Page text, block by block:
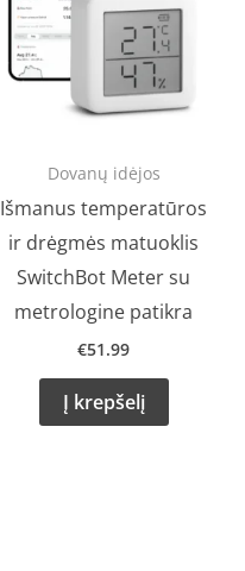
Dovanų idėjos
Išmanus temperatūros
ir drėgmės matuoklis
SwitchBot Meter su
metrologine patikra
€51.99
Į krepšelį